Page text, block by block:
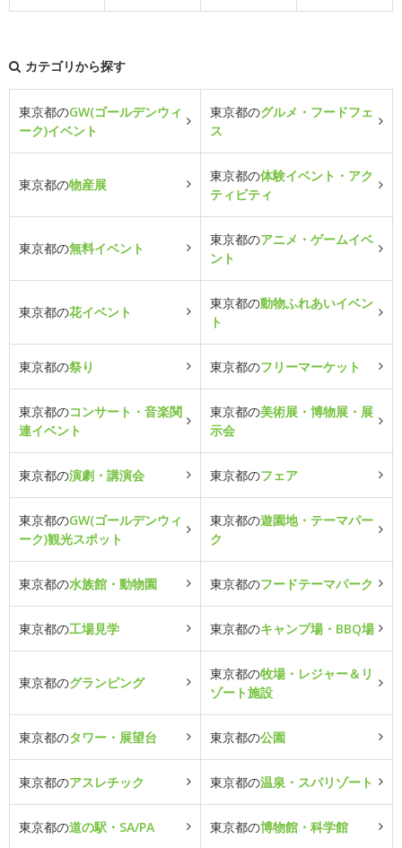
カテゴリから探す
東京都のGW(ゴールデンウィ
ーク)イベント
東京都のグルメ・フードフェ
ス
東京都の物産展
東京都の体験イベント・アク
ティビティ
東京都の無料イベント
東京都のアニメ・ゲームイベ
ント
東京都の花イベント
東京都の動物ふれあいイベン
ト
東京都の祭り 東京都のフリーマーケット
東京都のコンサート・音楽関
連イベント
東京都の美術展・博物展・展
示会
東京都の演劇・講演会 東京都のフェア
東京都のGW(ゴールデンウィ
ーク)観光スポット
東京都の遊園地・テーマパー
ク
東京都の水族館・動物園 東京都のフードテーマパーク
東京都の工場見学 東京都のキャンプ場・BBQ場
東京都のグランピング
東京都の牧場・レジャー＆リ
ゾート施設
東京都のタワー・展望台 東京都の公園
東京都のアスレチック 東京都の温泉・スパリゾート
東京都の道の駅・SA/PA 東京都の博物館・科学館